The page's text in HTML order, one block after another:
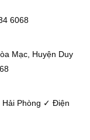
6068
Mạc, Huyện Duy
Phòng ✓ Điện